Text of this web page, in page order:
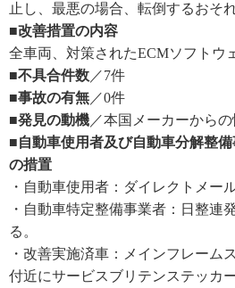
止し、最悪の場合、転倒するおそ
■改善措置の内容
全車両、対策されたECMソフトウ
■不具合件数 ／7件
■事故の有無 ／0件
■発見の動機 ／本国メーカーから
■自動車使用者及び自動車分解整
の措置
・自動車使用者：ダイレクトメー
・自動車特定整備事業者：日整連
る。
・改善実施済車：メインフレーム
付近にサービスブリテンステッカ